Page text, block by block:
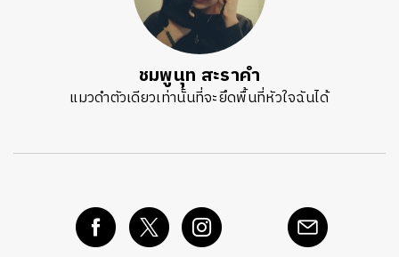
ชมพูนุท สะราคำ
แมวดำตัวเดียวเท่านั้นที่จะยึดพื้นที่หัวใจฉันได้